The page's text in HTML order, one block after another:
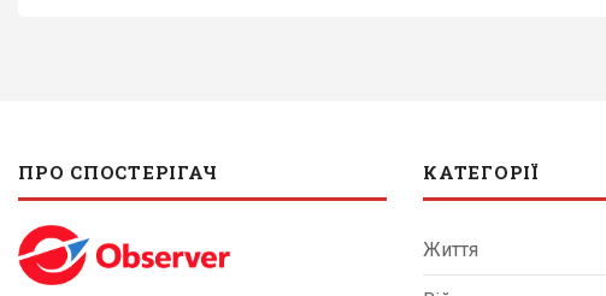
ПРО СПОСТЕРІГАЧ КАТЕГОРІЇ
Життя